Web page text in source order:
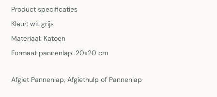
Product specificaties
Kleur: wit grijs
Materiaal: Katoen
Formaat pannenlap: 20x20 cm
Afgiet Pannenlap, Afgiethulp of Pannenlap